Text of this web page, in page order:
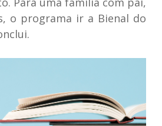
o programa ir a Bienal do